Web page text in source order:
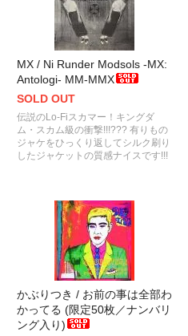
MX / Ni Runder Modsols -MX:
Antologi- MM-MMX
SOLD OUT
伝説のLo-Fiスカマー！キングダ
ム・スカム級の衝撃!!!??? 有りもの
ジャケをひっくり返してシルク刷り
したジャケットの質感ナイスです!!!
かぶりつき / お前の事は全部わ
かってる (限定50枚／ナンバリ
ング入り)